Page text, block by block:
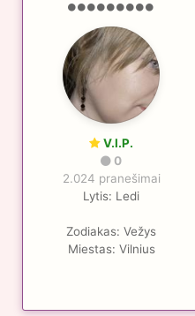
V.I.P.
0
2.024 pranešimai
Lytis: Ledi
Zodiakas: Vežys
Miestas: Vilnius